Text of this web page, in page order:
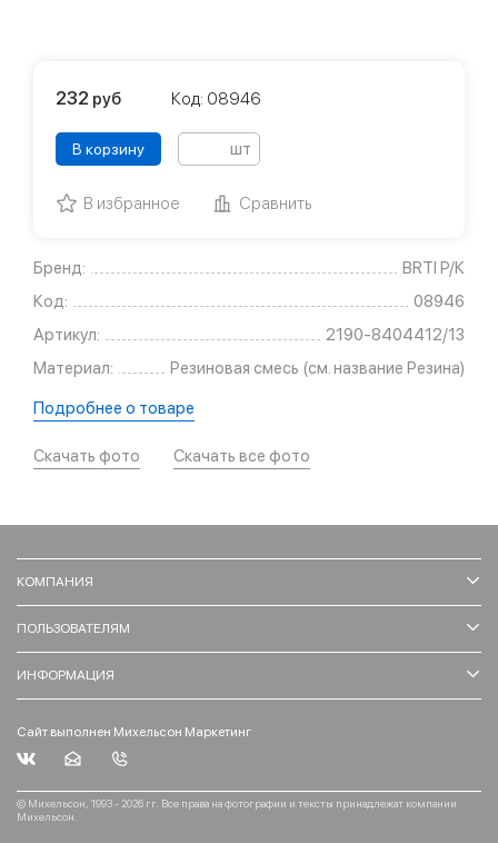
Бренд:
BRTI Р/К
Код:
08946
Артикул:
2190-8404412/13
Материал:
Резиновая смесь (см. название Резина)
Подробнее о товаре
Скачать фото Скачать все фото
232 руб Код: 08946
В корзину шт
В избранное Сравнить
КОМПАНИЯ
ПОЛЬЗОВАТЕЛЯМ
ИНФОРМАЦИЯ
Сайт выполнен Михельсон Маркетинг
© Михельсон, 1993 - 2026 гг. Все права на фотографии и тексты принадлежат компании
Михельсон.